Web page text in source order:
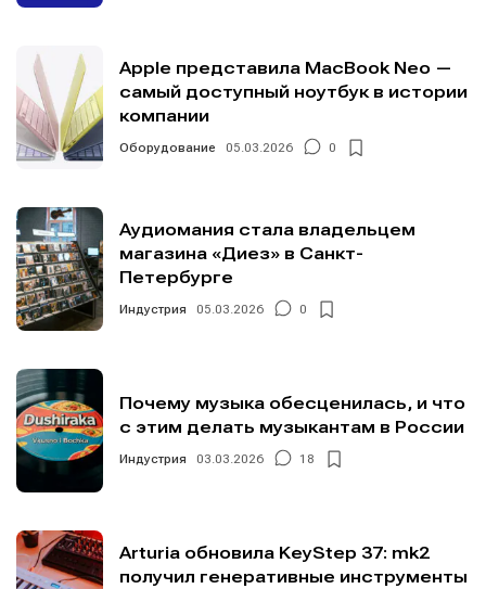
Apple представила MacBook Neo —
самый доступный ноутбук в истории
компании
Оборудование 05.03.2026 0
Аудиомания стала владельцем
магазина «Диез» в Санкт-
Петербурге
Индустрия 05.03.2026 0
Почему музыка обесценилась, и что
с этим делать музыкантам в России
Индустрия 03.03.2026 18
Arturia обновила KeyStep 37: mk2
получил генеративные инструменты